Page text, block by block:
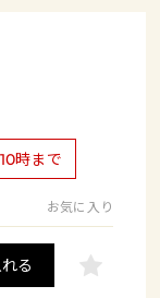
時まで
お気に入り
る